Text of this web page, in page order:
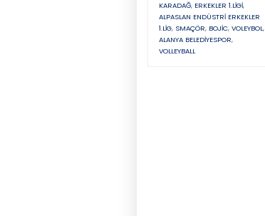
KARADAĞ, ERKEKLER 1.LIGI,
ALPASLAN ENDÜSTRI ERKEKLER
1.LIG, SMAÇÖR, BOJIC, VOLEYBOL,
ALANYA BELEDIYESPOR,
VOLLEYBALL